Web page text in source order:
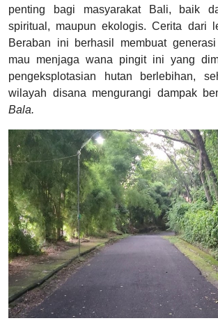
penting bagi masyarakat Bali, baik
spiritual, maupun ekologis. Cerita dari
Beraban ini berhasil membuat
mau menjaga wana pingit ini yang
pengeksplotasian hutan berlebihan,
wilayah disana mengurangi dampak
Bala.